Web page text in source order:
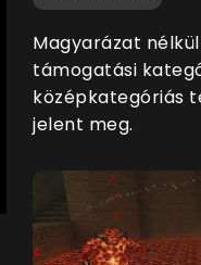
Magyarázat
támogatási
középkategóriás
jelent meg.